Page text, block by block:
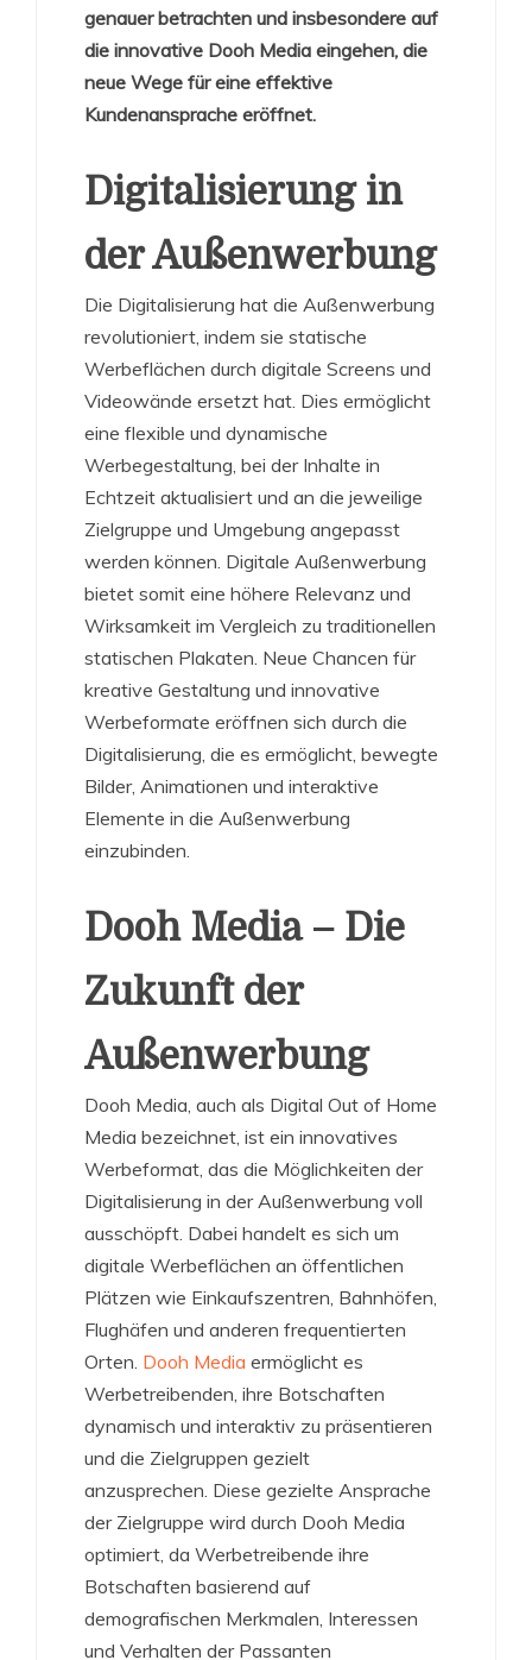
genauer betrachten und insbesondere auf
die innovative Dooh Media eingehen, die
neue Wege für eine effektive
Kundenansprache eröffnet.
Digitalisierung in
der Außenwerbung
Die Digitalisierung hat die Außenwerbung
revolutioniert, indem sie statische
Werbeflächen durch digitale Screens und
Videowände ersetzt hat. Dies ermöglicht
eine flexible und dynamische
Werbegestaltung, bei der Inhalte in
Echtzeit aktualisiert und an die jeweilige
Zielgruppe und Umgebung angepasst
werden können. Digitale Außenwerbung
bietet somit eine höhere Relevanz und
Wirksamkeit im Vergleich zu traditionellen
statischen Plakaten. Neue Chancen für
kreative Gestaltung und innovative
Werbeformate eröffnen sich durch die
Digitalisierung, die es ermöglicht, bewegte
Bilder, Animationen und interaktive
Elemente in die Außenwerbung
einzubinden.
Dooh Media – Die
Zukunft der
Außenwerbung
Dooh Media, auch als Digital Out of Home
Media bezeichnet, ist ein innovatives
Werbeformat, das die Möglichkeiten der
Digitalisierung in der Außenwerbung voll
ausschöpft. Dabei handelt es sich um
digitale Werbeflächen an öffentlichen
Plätzen wie Einkaufszentren, Bahnhöfen,
Flughäfen und anderen frequentierten
Orten. Dooh Media ermöglicht es
Werbetreibenden, ihre Botschaften
dynamisch und interaktiv zu präsentieren
und die Zielgruppen gezielt
anzusprechen. Diese gezielte Ansprache
der Zielgruppe wird durch Dooh Media
optimiert, da Werbetreibende ihre
Botschaften basierend auf
demografischen Merkmalen, Interessen
und Verhalten der Passanten